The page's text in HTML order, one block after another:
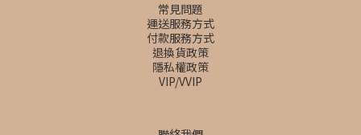
常見問題
運送服務方式
付款服務方式
退換貨政策
隱私權政策
VIP/VVIP